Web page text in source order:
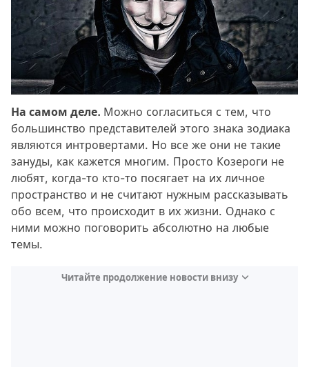
На самом деле. Можно согласиться с тем, что
большинство представителей этого знака зодиака
являются интровертами. Но все же они не такие
зануды, как кажется многим. Просто Козероги не
любят, когда-то кто-то посягает на их личное
пространство и не считают нужным рассказывать
обо всем, что происходит в их жизни. Однако с
ними можно поговорить абсолютно на любые
темы.
Читайте продолжение новости внизу